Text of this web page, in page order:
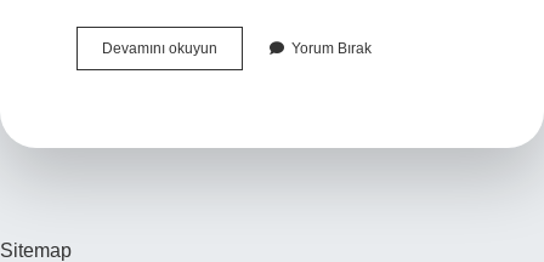
Devamını okuyun
Aylık
Yorum Bırak
Sitemap